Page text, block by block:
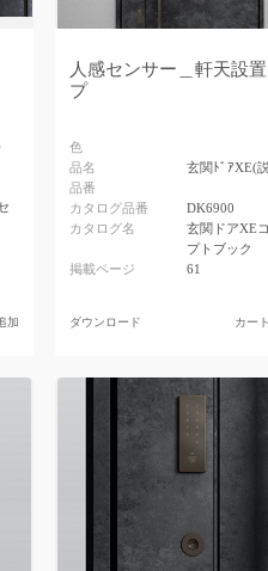
加
人感センサー＿軒天設
プ
色
品名
玄関ﾄﾞｱXE(
品番
カタログ品番
DK6900
カタログ名
玄関ドアXE
プトブック
掲載ページ
61
ダウンロード カー